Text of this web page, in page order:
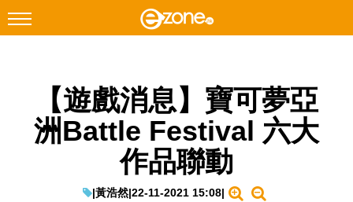
Facebook Instagram
科技焦點
【遊戲消息】寶可夢亞
洲Battle Festival 六大
作品聯動
|黃浩然|22-11-2021 15:08|